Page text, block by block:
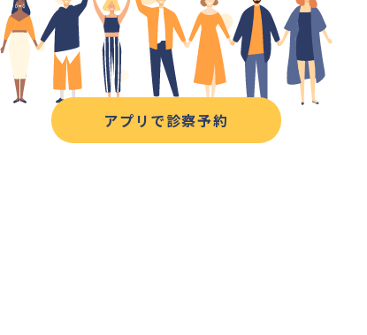
アプリで診察予約